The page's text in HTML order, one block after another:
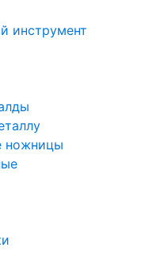
инструмент
ножницы